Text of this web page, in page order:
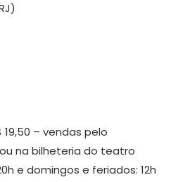
– vendas pelo
ou na bilheteria do teatro
e domingos e feriados: 12h